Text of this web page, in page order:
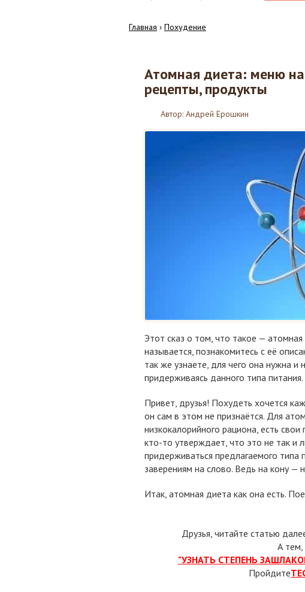
Главная › Похудение
Атомная диета: меню
рецепты, продукты
Автор: Андрей Ерошкин
Этот сказ о том, что такое —
называется, познакомитесь с её
так же узнаете, для чего она нужна
придерживаясь данного типа питания.
Привет, друзья! Похудеть хочется
он сам в этом не признаётся. Для
низкокалорийного рациона, есть
кто-то утверждает, что это не так и
придерживаться предлагаемого
заверениям на слово. Ведь на кону —
Итак, атомная диета как она есть.
Друзья, читайте статью
А тем,
"УЗНАТЬ СТЕПЕНЬ
Пройдите